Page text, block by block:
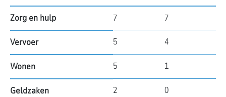
Zorg en hulp 7 7
Vervoer 5 4
Wonen 5 1
Geldzaken 2 0